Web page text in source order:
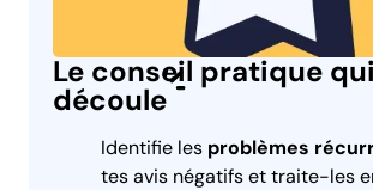
Le conseil pratique
découle
Identifie les problèmes
tes avis négatifs et traite-les